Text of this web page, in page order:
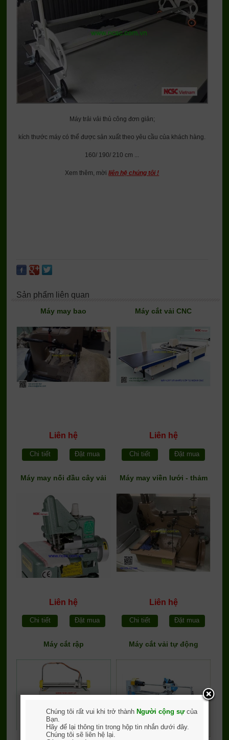
Máy trải vải thủ công đơn giản;
kích thước máy có thể được sản xuất theo yêu cầu của khách hàng.
160/ 190/ 210 cm ...
Xem thêm, mờiliên hệ chúng tôi !
Sản phẩm liên quan
Máy may bao
Liên hệ
Chi tiết Đặt mua
Máy cắt vải CNC
Liên hệ
Chi tiết Đặt mua
Máy may nối đầu cây vải
Liên hệ
Chi tiết Đặt mua
Máy may viền lưới - thảm
Liên hệ
Chi tiết Đặt mua
Máy cắt rập Máy cắt vải tự động
Chúng tôi rất vui khi trở thành Người cộng sựcủa
Bạn.
Hãy để lại thông tin trong hộp tin nhắn dưới đây.
Chúng tôi sẽ liên hệ lại.